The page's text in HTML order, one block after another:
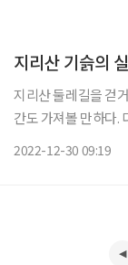
지리산 기슭의
지리산 둘레길을 걷
간도 가져볼 만하다.
2022-12-30 09:19